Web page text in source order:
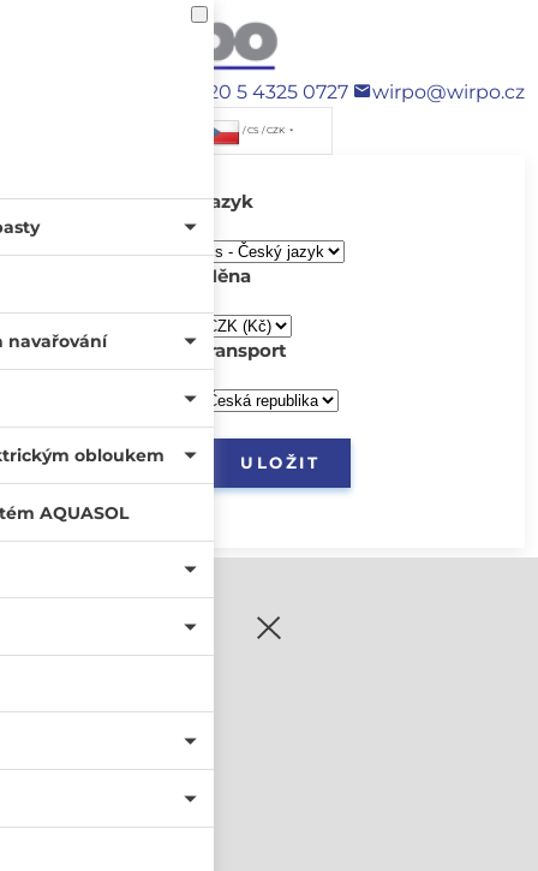
+420 5 4325 0727 wirpo@wirpo.cz
/ CS / CZK
Jazyk
Měna
transport
navařování
obloukem
AQUASOL